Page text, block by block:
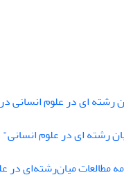
رشته ای در علوم انسانی در
رشته ای در علوم
مطالعات میان‌رشته‌ای در